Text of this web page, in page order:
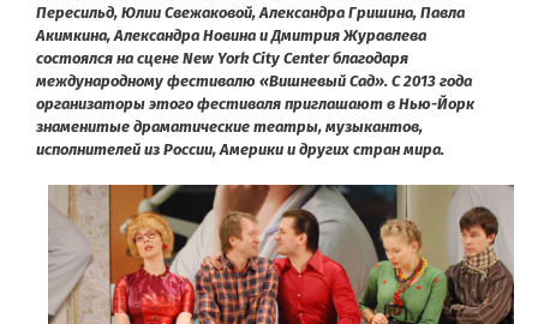
Пересильд, Юлии Свежаковой, Александра Гришина, Павла
Акимкина, Александра Новина и Дмитрия Журавлева
состоялся на сцене New York City Center благодаря
международному фестивалю «Вишневый Сад». С 2013 года
организаторы этого фестиваля приглашают в Нью-Йорк
знаменитые драматические театры, музыкантов,
исполнителей из России, Америки и других стран мира.